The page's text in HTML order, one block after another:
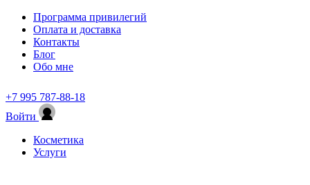
Программа привилегий
Оплата и доставка
Контакты
Блог
Обо мне
+7 995 787-88-18
Войти
Косметика
Услуги